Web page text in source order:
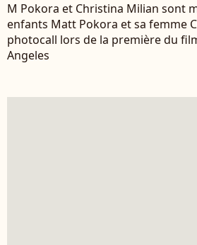
M Pokora et Christina Milian sont
enfants Matt Pokora et sa femme
photocall lors de la première du
Angeles